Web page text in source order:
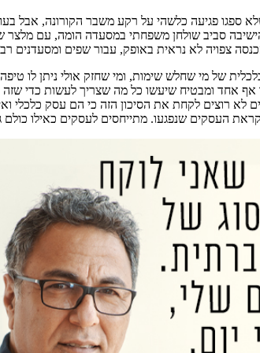
ספגו פגיעה כלשהי על רקע משבר הקורונה, אבל
סביב שולחן משפחתי במסעדה הומה, עם מלצר
צפויה לא נראית באופק, עבור שפים ומסעדנים
של מי שחלש שימות, ומי שחזק אולי ניתן לו
ומבטיח שיעשו כל מה שצריך לעשות כדי שזה
העסקים שנפגעו. מתייחסים לעסקים כאילו כולם